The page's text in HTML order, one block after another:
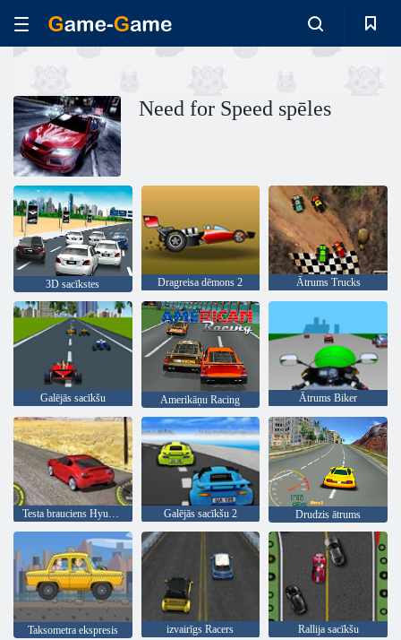
Need for Speed ​​spēles
3D sacīkstes Dragreisa dēmons 2 Ātrums Trucks
Galējās sacīkšu Amerikāņu Racing Ātrums Biker
Testa brauciens Hyundai Galējās sacīkšu 2 Drudzis ātrums
Taksometra ekspresis izvairīgs Racers Rallija sacīkšu